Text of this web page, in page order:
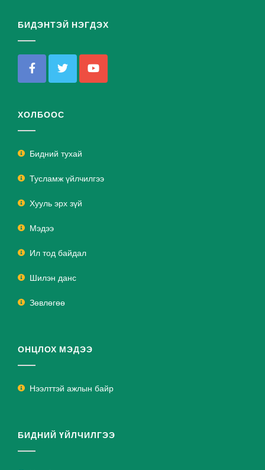
БИДЭНТЭЙ НЭГДЭХ
ХОЛБООС
Бидний тухай
Тусламж үйлчилгээ
Хууль эрх зүй
Мэдээ
Ил тод байдал
Шилэн данс
Зөвлөгөө
ОНЦЛОХ МЭДЭЭ
Нээлттэй ажлын байр
БИДНИЙ ҮЙЛЧИЛГЭЭ